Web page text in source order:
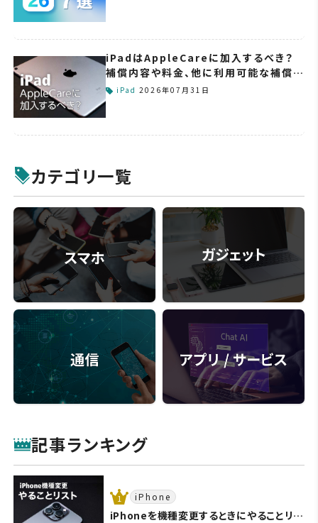
iPadはAppleCareに加入するべき？
補償内容や料金、他に利用可能な補償サ
ービスなどを紹介します
iPad 2026年07月31日
カテゴリ一覧
記事ランキング
iPhone
iPhoneを機種変更するときにやることリス